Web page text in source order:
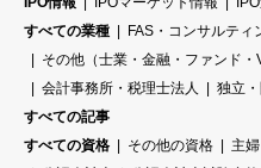
すべての業種
FAS・コンサルティ
その他（士業・金融・ファンド・
会計事務所・税理士法人
独立
すべての記事
すべての資格
その他の資格
主